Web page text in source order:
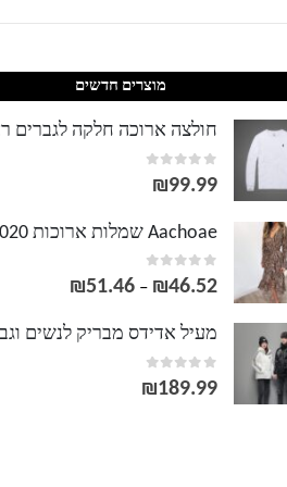
מוצרים חדשים
0
out of 5
₪99.99
0
out of 5
₪46.52
–
₪51.46
מחירים:
0
out of 5
₪189.99